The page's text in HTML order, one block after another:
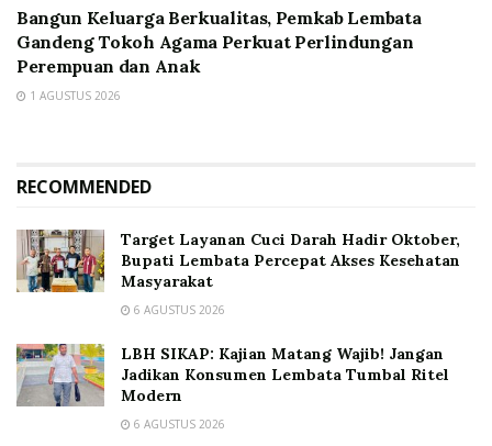
Bangun Keluarga Berkualitas, Pemkab Lembata
Gandeng Tokoh Agama Perkuat Perlindungan
Perempuan dan Anak
1 AGUSTUS 2026
RECOMMENDED
Target Layanan Cuci Darah Hadir Oktober,
Bupati Lembata Percepat Akses Kesehatan
Masyarakat
6 AGUSTUS 2026
LBH SIKAP: Kajian Matang Wajib! Jangan
Jadikan Konsumen Lembata Tumbal Ritel
Modern
6 AGUSTUS 2026